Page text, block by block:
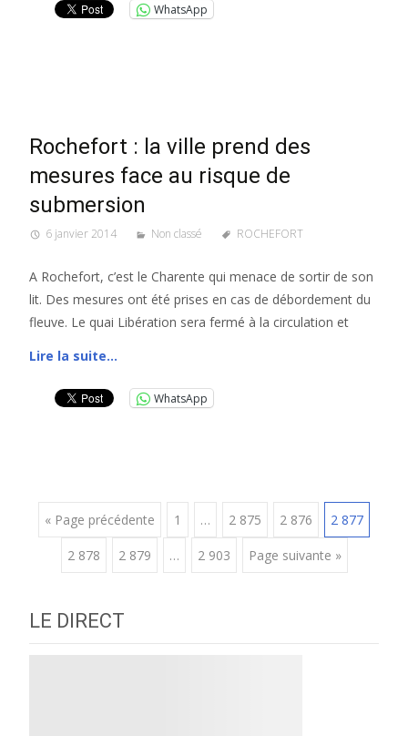
WhatsApp
Rochefort : la ville prend des
mesures face au risque de
submersion
6 janvier 2014 Non classé ROCHEFORT
A Rochefort, c’est le Charente qui menace de sortir de son
lit. Des mesures ont été prises en cas de débordement du
fleuve. Le quai Libération sera fermé à la circulation et
Lire la suite…
WhatsApp
Posts
navigation
« Page précédente 1 … 2 875 2 876 2 877
2 878 2 879 … 2 903 Page suivante »
LE DIRECT